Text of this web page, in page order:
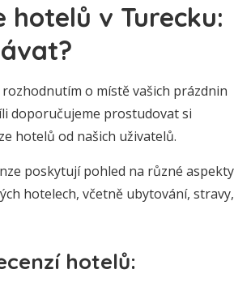
hotelů v Turecku:
o místě vašich prázdnin
doporučujeme prostudovat si
hotelů od našich uživatelů.
poskytují pohled na různé aspekty
hotelech, včetně ubytování, stravy,
hotelů: